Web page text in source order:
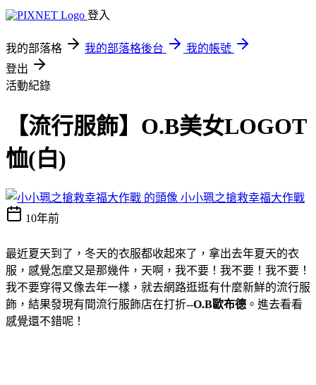
登入
我的部落格 我的部落格後台
我的帳號
登出
活動紀錄
【流行服飾】O.B美女LOGOT
恤(白)
小小珮之搶救幸福大作戰
10年前
最近夏天到了，冬天的衣服都收起來了，拿出去年夏天的衣
服，感覺怎麼又是那幾件，天啊，我不要！我不要！我不要！
我不要穿得又像去年一樣，就去網路逛逛有什麼新鮮的流行服
飾，結果發現有間流行服飾店在打折--O.B歐布德 。進去看看
感覺還不錯呢！